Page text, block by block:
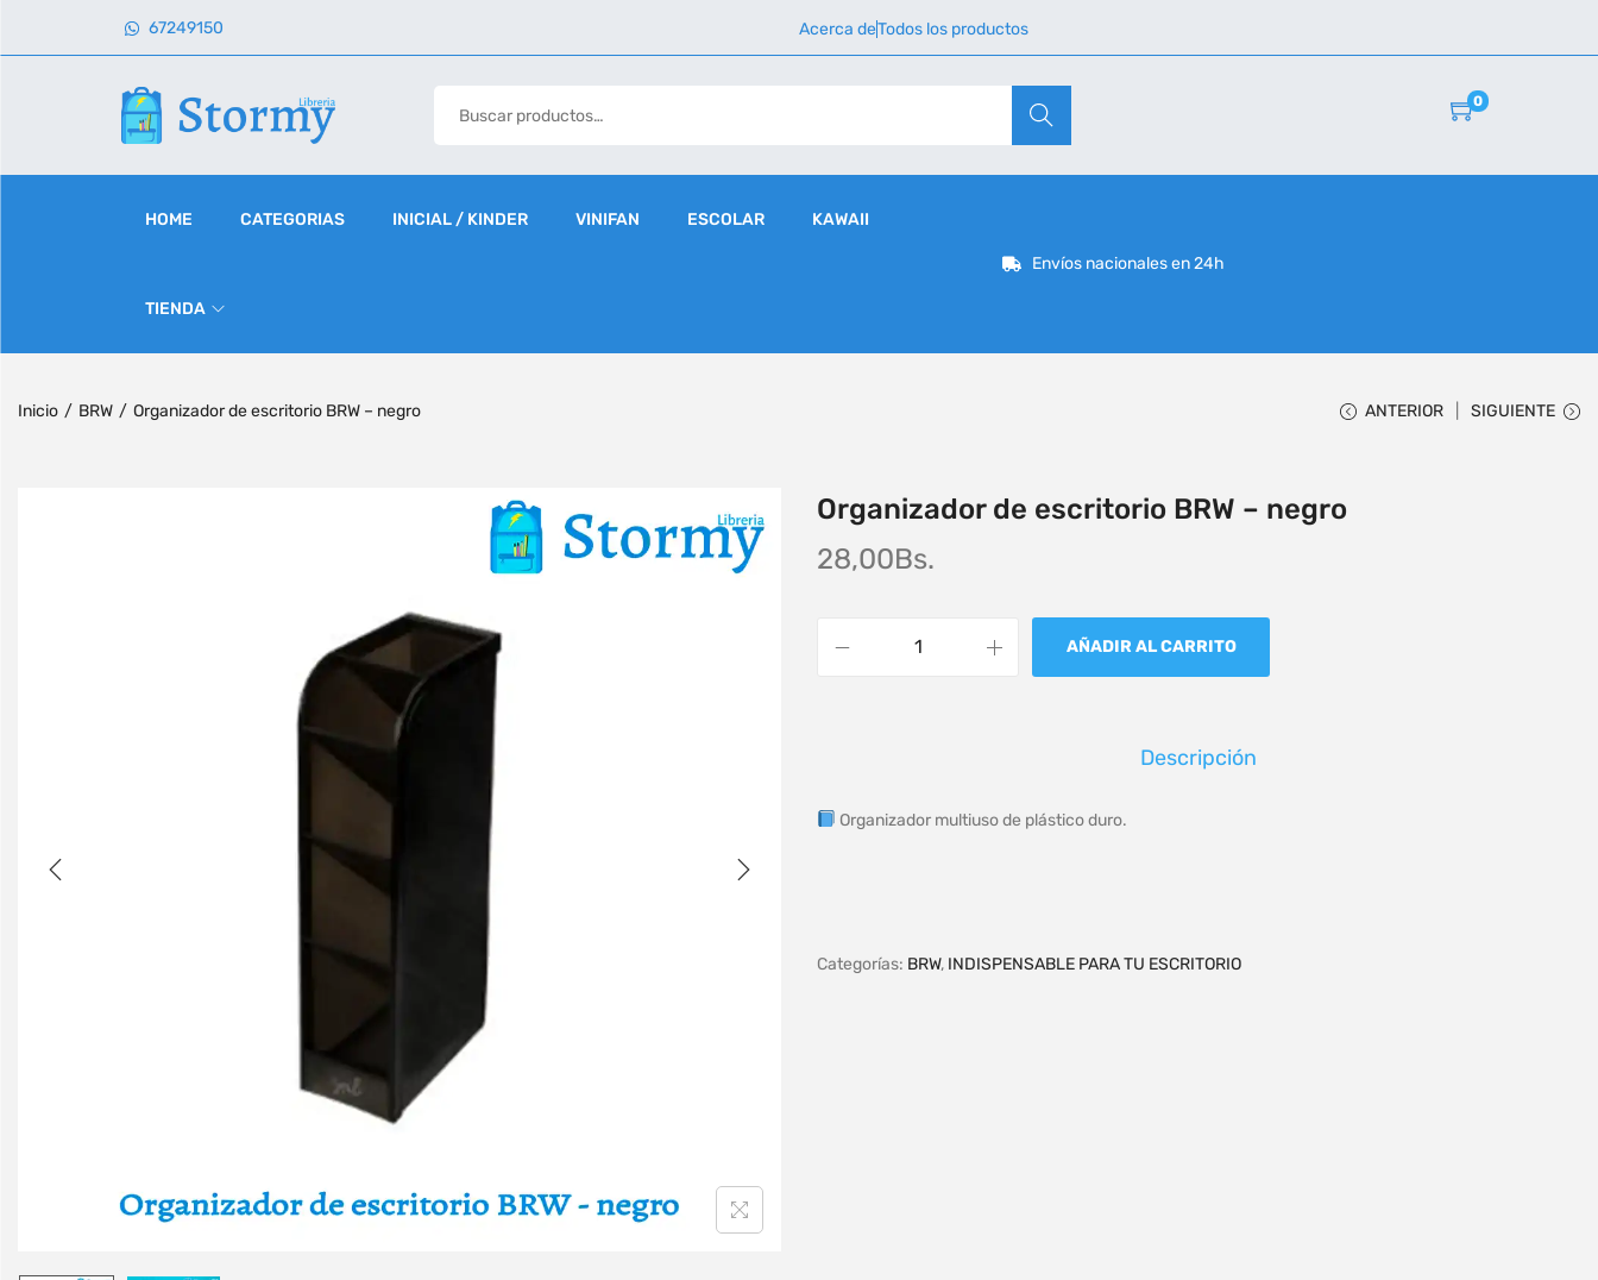
67249150 Acerca deTodos los productos
Buscar
0
HOME CATEGORIAS INICIAL / KINDER VINIFAN ESCOLAR KAWAII
TIENDA
Envíos nacionales en 24h
Inicio / BRW / Organizador de escritorio BRW – negro ANTERIOR SIGUIENTE
Organizador de escritorio BRW – negro
28,00Bs.
AÑADIR AL CARRITO
Descripción
Organizador multiuso de plástico duro.
Categorías: BRW, INDISPENSABLE PARA TU ESCRITORIO